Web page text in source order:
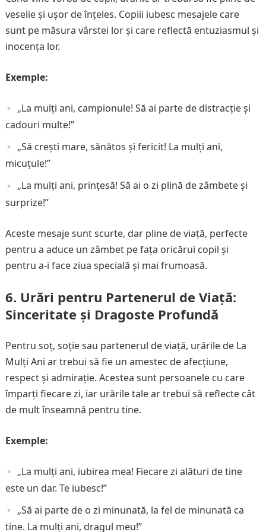
veselie și ușor de înțeles. Copiii iubesc mesajele care
sunt pe măsura vârstei lor și care reflectă entuziasmul și
inocența lor.
Exemple:
„La mulți ani, campionule! Să ai parte de distracție și
cadouri multe!”
„Să crești mare, sănătos și fericit! La mulți ani,
micuțule!”
„La mulți ani, prințesă! Să ai o zi plină de zâmbete și
surprize!”
Aceste mesaje sunt scurte, dar pline de viață, perfecte
pentru a aduce un zâmbet pe fața oricărui copil și
pentru a-i face ziua specială și mai frumoasă.
6. Urări pentru Partenerul de Viață:
Sinceritate și Dragoste Profundă
Pentru soț, soție sau partenerul de viață, urările de La
Mulți Ani ar trebui să fie un amestec de afecțiune,
respect și admirație. Acestea sunt persoanele cu care
împarți fiecare zi, iar urările tale ar trebui să reflecte cât
de mult înseamnă pentru tine.
Exemple:
„La mulți ani, iubirea mea! Fiecare zi alături de tine
este un dar. Te iubesc!”
„Să ai parte de o zi minunată, la fel de minunată ca
tine. La mulți ani, dragul meu!”